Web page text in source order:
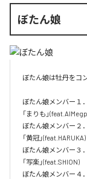
ぼたん娘
ぼたん娘は牡丹をコ
ぼたん娘メンバー１．
「まりも」
ぼたん娘メンバー２．
「黄冠」
ぼたん娘メンバー３．
「写楽」
ぼたん娘メンバー４．